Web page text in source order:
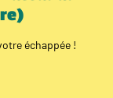
échappée !